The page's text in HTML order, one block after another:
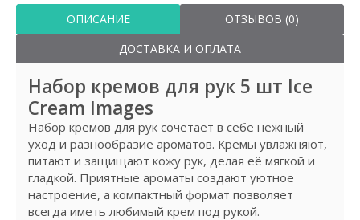
ОПИСАНИЕ
ОТЗЫВОВ (0)
ДОСТАВКА И ОПЛАТА
Набор кремов для рук 5 шт Ice
Cream Images
Набор кремов для рук сочетает в себе нежный
уход и разнообразие ароматов. Кремы увлажняют,
питают и защищают кожу рук, делая её мягкой и
гладкой. Приятные ароматы создают уютное
настроение, а компактный формат позволяет
всегда иметь любимый крем под рукой.